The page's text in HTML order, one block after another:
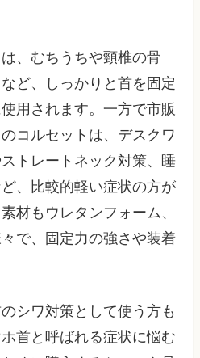
、むちうちや頸椎の骨
ど、しっかりと首を固定
用されます。一方で市販
コルセットは、デスクワ
トレートネック対策、睡
、比較的軽い症状の方が
材もウレタンフォーム、
で、固定力の強さや装着
シワ対策として使う方も
首と呼ばれる症状に悩む